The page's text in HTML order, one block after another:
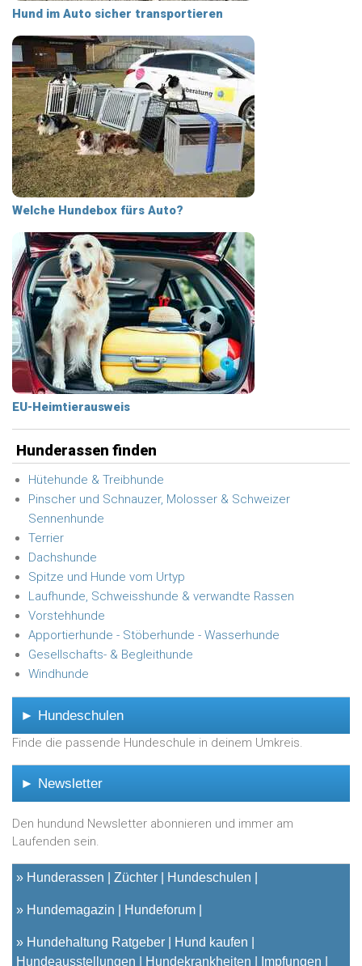
Hund im Auto sicher transportieren
Welche Hundebox fürs Auto?
EU-Heimtierausweis
Hunderassen finden
Hütehunde & Treibhunde
Pinscher und Schnauzer, Molosser & Schweizer
Sennenhunde
Terrier
Dachshunde
Spitze und Hunde vom Urtyp
Laufhunde, Schweisshunde & verwandte Rassen
Vorstehhunde
Apportierhunde - Stöberhunde - Wasserhunde
Gesellschafts- & Begleithunde
Windhunde
► Hundeschulen
Finde die passende Hundeschule in deinem Umkreis.
► Newsletter
Den hundund Newsletter abonnieren und immer am
Laufenden sein.
» Hunderassen Züchter Hundeschulen
» Hundemagazin Hundeforum
» Hundehaltung Ratgeber
Hund kaufen
Hundeausstellungen
Hundekrankheiten Impfungen